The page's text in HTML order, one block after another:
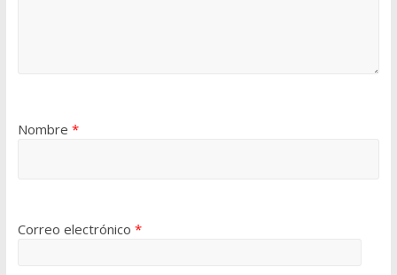
Nombre *
Correo electrónico *